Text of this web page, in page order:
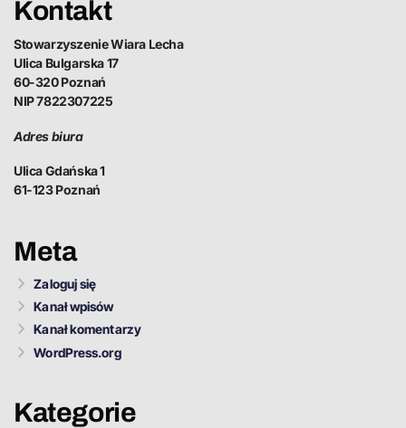
Kontakt
Stowarzyszenie Wiara Lecha
Ulica Bulgarska 17
60-320 Poznań
NIP 7822307225
Adres biura
Ulica Gdańska 1
61-123 Poznań
Meta
Zaloguj się
Kanał wpisów
Kanał komentarzy
WordPress.org
Kategorie